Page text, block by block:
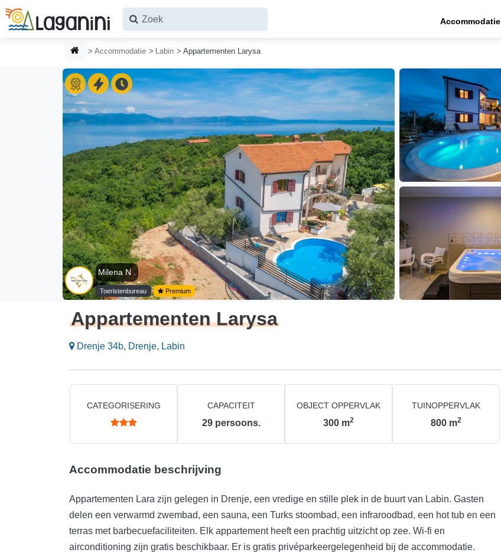
Ga naar hoofdinhoud
Accommodatie
STARTPAGINA
Accommodatie Labin Appartementen Larysa
Milena N .
Toeristenbureau Premium
Appartementen Larysa
Drenje 34b, Drenje, Labin
CATEGORISERING CAPACITEIT
29 persoons.
OBJECT OPPERVLAK
300 m2
TUINOPPERVLAK
800 m2
Accommodatie beschrijving
Appartementen Lara zijn gelegen in Drenje, een vredige en stille plek in de buurt van Labin. Gasten
delen een verwarmd zwembad, een sauna, een Turks stoombad, een infraroodbad, een hot tub en een
terras met barbecuefaciliteiten. Elk appartement heeft een prachtig uitzicht op zee. Wi-fi en
airconditioning zijn gratis beschikbaar. Er is gratis privéparkeergelegenheid bij de accommodatie.